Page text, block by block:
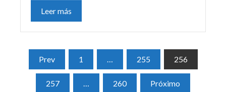
Leer más
Paginación
de
Prev 1 … 255 256
257 … 260 Próximo